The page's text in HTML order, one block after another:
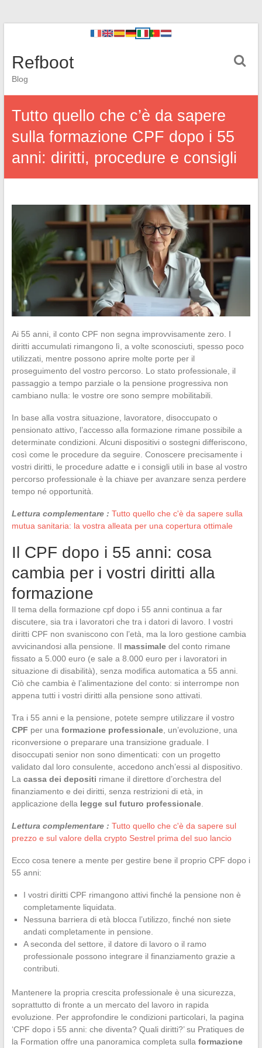
Refboot
Blog
Tutto quello che c’è da sapere
sulla formazione CPF dopo i 55
anni: diritti, procedure e consigli
Ai 55 anni, il conto CPF non segna improvvisamente zero. I
diritti accumulati rimangono lì, a volte sconosciuti, spesso poco
utilizzati, mentre possono aprire molte porte per il
proseguimento del vostro percorso. Lo stato professionale, il
passaggio a tempo parziale o la pensione progressiva non
cambiano nulla: le vostre ore sono sempre mobilitabili.
In base alla vostra situazione, lavoratore, disoccupato o
pensionato attivo, l’accesso alla formazione rimane possibile a
determinate condizioni. Alcuni dispositivi o sostegni differiscono,
così come le procedure da seguire. Conoscere precisamente i
vostri diritti, le procedure adatte e i consigli utili in base al vostro
percorso professionale è la chiave per avanzare senza perdere
tempo né opportunità.
Lettura complementare : Tutto quello che c'è da sapere sulla
mutua sanitaria: la vostra alleata per una copertura ottimale
Il CPF dopo i 55 anni: cosa
cambia per i vostri diritti alla
formazione
Il tema della formazione cpf dopo i 55 anni continua a far
discutere, sia tra i lavoratori che tra i datori di lavoro. I vostri
diritti CPF non svaniscono con l’età, ma la loro gestione cambia
avvicinandosi alla pensione. Il massimaledel conto rimane
fissato a 5.000 euro (e sale a 8.000 euro per i lavoratori in
situazione di disabilità), senza modifica automatica a 55 anni.
Ciò che cambia è l’alimentazione del conto: si interrompe non
appena tutti i vostri diritti alla pensione sono attivati.
Tra i 55 anni e la pensione, potete sempre utilizzare il vostro
CPF per una formazione professionale, un’evoluzione, una
riconversione o preparare una transizione graduale. I
disoccupati senior non sono dimenticati: con un progetto
validato dal loro consulente, accedono anch’essi al dispositivo.
La cassa dei depositi rimane il direttore d’orchestra del
finanziamento e dei diritti, senza restrizioni di età, in
applicazione della legge sul futuro professionale.
Lettura complementare : Tutto quello che c'è da sapere sul
prezzo e sul valore della crypto Sestrel prima del suo lancio
Ecco cosa tenere a mente per gestire bene il proprio CPF dopo i
55 anni:
I vostri diritti CPF rimangono attivi finché la pensione non è
completamente liquidata.
Nessuna barriera di età blocca l’utilizzo, finché non siete
andati completamente in pensione.
A seconda del settore, il datore di lavoro o il ramo
professionale possono integrare il finanziamento grazie a
contributi.
Mantenere la propria crescita professionale è una sicurezza,
soprattutto di fronte a un mercato del lavoro in rapida
evoluzione. Per approfondire le condizioni particolari, la pagina
‘CPF dopo i 55 anni: che diventa? Quali diritti?’ su Pratiques de
la Formation offre una panoramica completa sulla formazione